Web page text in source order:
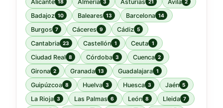
Alicante 18 Almería 3 Asturias 21 Ávila 2
Badajoz 10 Baleares 13 Barcelona 14
Burgos 7 Cáceres 9 Cádiz 5
Cantabria 23 Castellón 1 Ceuta 1
Ciudad Real 8 Córdoba 3 Cuenca 2
Girona 2 Granada 13 Guadalajara 1
Guipúzcoa 8 Huelva 3 Huesca 3 Jaén 5
La Rioja 3 Las Palmas 6 León 8 Lleida 7